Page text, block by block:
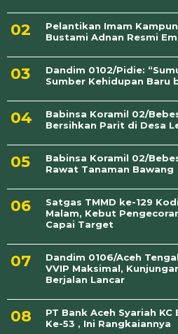
Pelantikan Imam
Bustami Adnan Resmi
Dandim 0102/Pidie:
Sumber Kehidupan Baru
Babinsa Koramil 02/
Bersihkan Parit di Desa
Babinsa Koramil 02/
Rawat Tanaman Bawang
Satgas TMMD ke-129
Malam, Kebut
Capai Target
Dandim 0106/Aceh
VVIP Maksimal,
Berjalan Lancar
PT Bank Aceh Syariah
Ke-53 , Ini Rangkaiannya